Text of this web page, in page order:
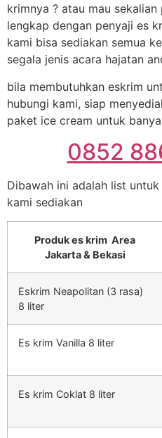
krimnya ? atau mau
lengkap dengan penyaji es
kami bisa sediakan semua
segala jenis acara hajatan
bila membutuhkan eskrim
hubungi kami, siap
paket ice cream untuk
0852
Dibawah ini adalah list
kami sediakan
Produk es krim Area
Jakarta & Bekasi
Eskrim Neapolitan (3 rasa)
8 liter
Es krim Vanilla 8 liter
Es krim Coklat 8 liter